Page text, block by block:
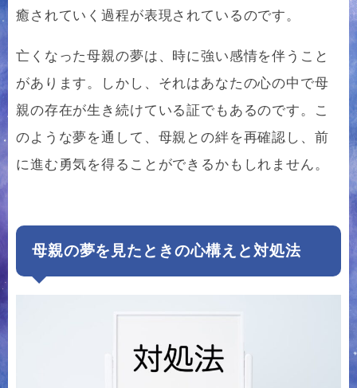
癒されていく過程が表現されているのです。
亡くなった母親の夢は、時に強い感情を伴うこと
があります。しかし、それはあなたの心の中で母
親の存在が生き続けている証でもあるのです。こ
のような夢を通して、母親との絆を再確認し、前
に進む勇気を得ることができるかもしれません。
母親の夢を見たときの心構えと対処法